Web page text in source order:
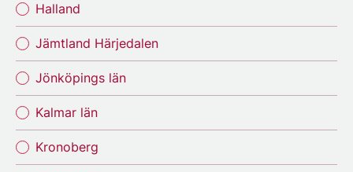
Halland
Jämtland Härjedalen
Jönköpings län
Kalmar län
Kronoberg